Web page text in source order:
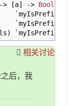
-> [a] -> Bool
)
相关讨论
后，我